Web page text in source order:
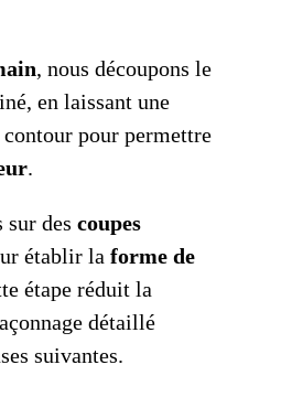
, nous découpons le
en laissant une
pour permettre
.
sur des coupes
établir la forme de
étape réduit la
détaillé
suivantes.